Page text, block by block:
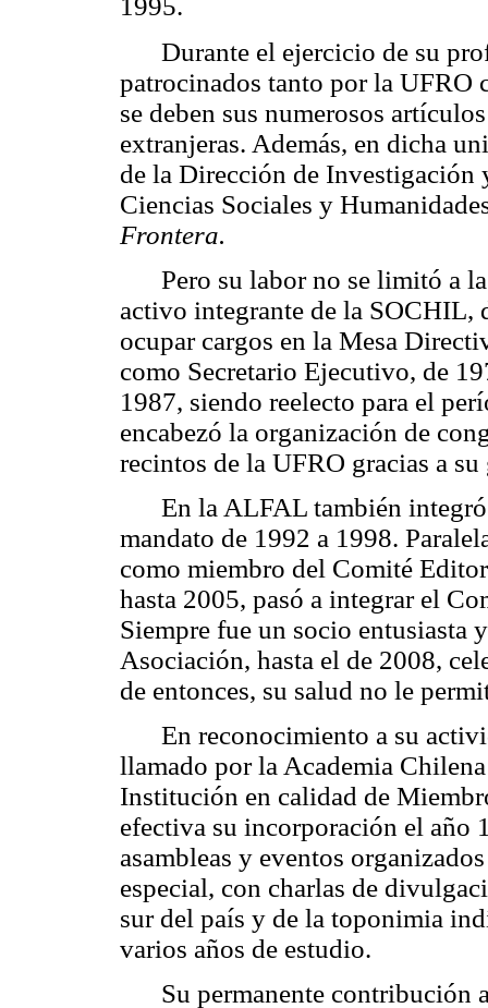
1995.
Durante el ejercicio de su
patrocinados tanto por la UFRO
se deben sus numerosos
extranjeras. Además, en dicha
de la Dirección de Investigación
Ciencias Sociales y
Frontera.
Pero su labor no se limitó a
activo integrante de la SOCHIL,
ocupar cargos en la Mesa
como Secretario Ejecutivo, de
1987, siendo reelecto para el
encabezó la organización de
recintos de la UFRO gracias a su
En la ALFAL también
mandato de 1992 a 1998.
como miembro del Comité
hasta 2005, pasó a integrar el
Siempre fue un socio entusiasta
Asociación, hasta el de 2008,
de entonces, su salud no le
En reconocimiento a su
llamado por la Academia
Institución en calidad de
efectiva su incorporación el año
asambleas y eventos
especial, con charlas de
sur del país y de la toponimia
varios años de estudio.
Su permanente contribución